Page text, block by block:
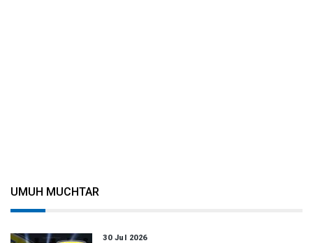
UMUH MUCHTAR
30 Jul 2026